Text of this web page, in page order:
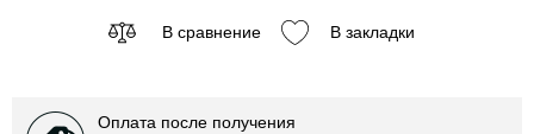
В сравнение В закладки
Оплата после получения